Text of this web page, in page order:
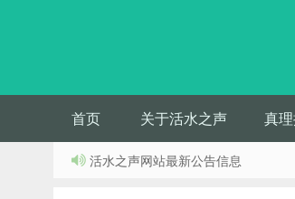
首页 关于活水之声 真
活水之声网站最新公告信息